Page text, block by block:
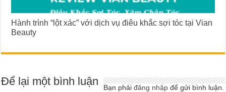
Hành trình “lột xác” với dịch vụ điêu khắc sợi tóc tại Vian
Beauty
Để lại một bình luận Bạn phảiđăng nhập để gửi bình luận.